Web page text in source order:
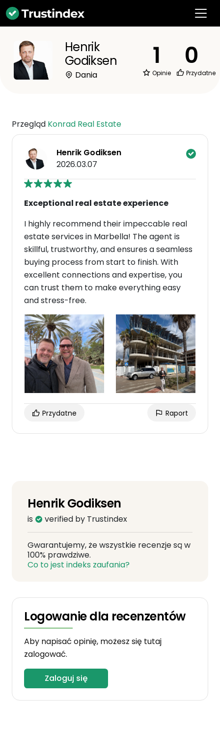
Henrik
Godiksen
Dania
1
Opinie
0
Przydatne
Przegląd Konrad Real Estate
Henrik Godiksen
2026.03.07
Exceptional real estate experience
I highly recommend their impeccable real
estate services in Marbella! The agent is
skillful, trustworthy, and ensures a seamless
buying process from start to finish. With
excellent connections and expertise, you
can trust them to make everything easy
and stress-free.
Przydatne Raport
Henrik Godiksen
is verified by Trustindex
Gwarantujemy, że wszystkie recenzje są w
100% prawdziwe.
Co to jest indeks zaufania?
Logowanie dla recenzentów
Aby napisać opinię, możesz się tutaj
zalogować.
Zaloguj się